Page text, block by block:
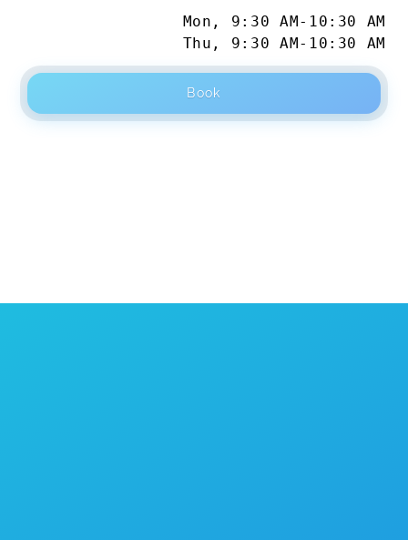
Mon , 9:30 AM- 10:30 AM
Thu , 9:30 AM- 10:30 AM
Book